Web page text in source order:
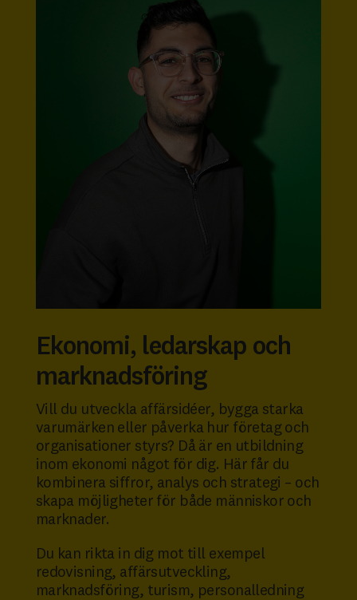
Ekonomi, ledarskap och
marknadsföring
Vill du utveckla affärsidéer, bygga starka
varumärken eller påverka hur företag och
organisationer styrs? Då är en utbildning
inom ekonomi något för dig. Här får du
kombinera siffror, analys och strategi – och
skapa möjligheter för både människor och
marknader.
Du kan rikta in dig mot till exempel
redovisning, affärsutveckling,
marknadsföring, turism, personalledning